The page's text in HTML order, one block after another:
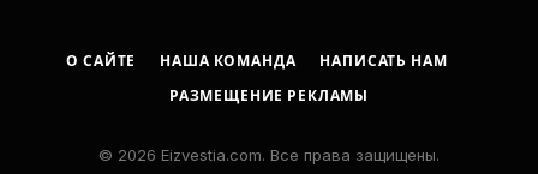
О САЙТЕ НАША КОМАНДА
НАПИСАТЬ НАМ
РАЗМЕЩЕНИЕ РЕКЛАМЫ
© 2026 Eizvestia.com. Все права защищены.